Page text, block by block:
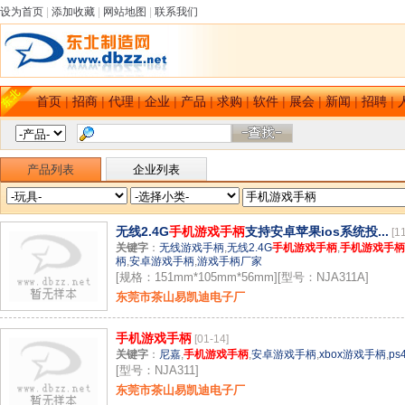
设为首页 添加收藏 网站地图 联系我们
首页|招商|代理|企业|产品|求购|软件|展会|新闻|招聘|
产品列表 企业列表
无线2.4G手机游戏手柄支持安卓苹果ios系统投...
关键字 ： 无线游戏手柄,无线2.4G手机游戏手柄,手机游戏手柄
柄,安卓游戏手柄,游戏手柄厂家
[规格：151mm*105mm*56mm][型号：NJA311A]
东莞市茶山易凯迪电子厂
手机游戏手柄 [01-14]
关键字 ： 尼嘉,手机游戏手柄,安卓游戏手柄,xbox游戏手柄,
[型号：NJA311]
东莞市茶山易凯迪电子厂